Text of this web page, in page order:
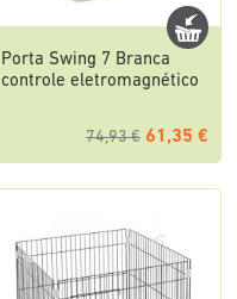
Porta Swing 7 Branca
controle eletromagnético
74,93 € 61,35 €